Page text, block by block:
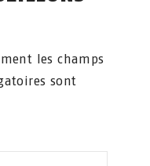
les champs
sont